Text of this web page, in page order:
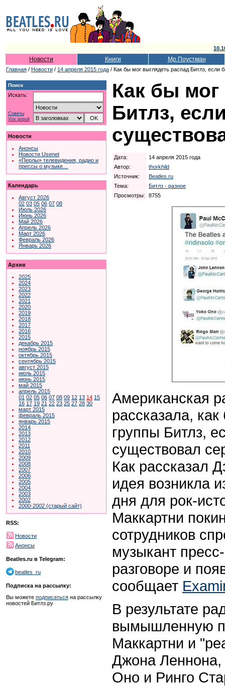
Новости Книги Мр.Поустман
Главная / Новости / 14 апреля 2015 года / Как бы мог выглядеть распад Битлз, если
Поиск
Искать:
Советы
Vox populi
Новости
Анонсы
Новости Usenet
«Перлы» телевидения, радио и
прессы о музыке…
Календарь
Август 2026
02 03 05 06 07 08
Июль 2026
Июнь 2026
Май 2026
Апрель 2026
Март 2026
Февраль 2026
Январь 2026
Архив
2025
2024
2023
2022
2021
2020
2019
2018
2017
2016
2015
декабрь 2015
ноябрь 2015
октябрь 2015
сентябрь 2015
август 2015
июль 2015
июнь 2015
май 2015
апрель 2015
01 02 05 06 07 08 09 12 13 14 15
16 17 19 21 22 23 25 27 28 30
март 2015
февраль 2015
январь 2015
2014
2013
2012
2011
2010
2009
2008
2007
2006
2005
2004
2003
2002
2000-2002 (старый сайт)
RSS:
Новости
Анонсы
Beatles.ru в Telegram:
beatles_ru
Подписка на рассылку:
Вы можете подписаться на рассылку
новостей Битлз.ру
Как бы мог
Битлз,
Дата:
14 апреля 2015 года
Автор:
thorkhild
Источник:
Beatles.ru
Тема:
Битлз - разное
Просмотры:
8755
Американская
рассказала,
группы Битлз,
существовал
Как рассказал
идея возникла
дня для рок-
Маккартни
сотрудников
музыкант
разговоре и
сообщает
В результате
вымышленную
Маккартни и
Джона
Оно и Ринго